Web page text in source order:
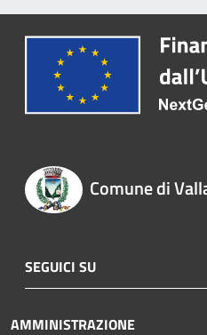
Comune di
SEGUICI SU
AMMINISTRAZIONE